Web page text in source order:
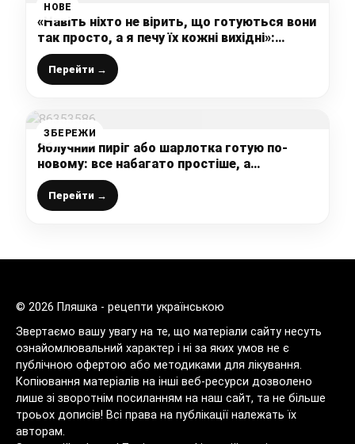
НОВЕ
«Навіть ніхто не вірить, що готуються вони
так просто, а я печу їх кожні вихідні»:
рум’яні пухові булочки до чаю (довго не
черствіють)
Перейти →
ЗБЕРЕЖИ
Яблучний пиріг або шарлотка готую по-
новому: все набагато простіше, а
результат незмінно смачний, обов’язково
рекомендую спробувати так
Перейти →
© 2026 Пляшка - рецепти українською
Звертаємо вашу увагу на те, що матеріали сайту несуть
ознайомлювальний характер і ні за яких умов не є
публічною офертою або методиками для лікування.
Копіювання матеріалів на інші веб-ресурси дозволено
лише зі зворотнім посиланням на наш сайт, та не більше
троьох дописів! Всі права на публікації належать їх
авторам.